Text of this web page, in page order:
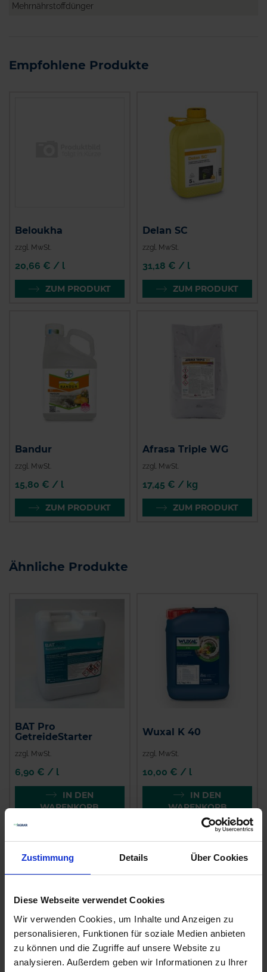
Zustimmung Details Über Cookies
Diese Webseite verwendet Cookies
Wir verwenden Cookies, um Inhalte und Anzeigen zu
personalisieren, Funktionen für soziale Medien anbieten
zu können und die Zugriffe auf unsere Website zu
analysieren. Außerdem geben wir Informationen zu Ihrer
Mehrnährstoffdünger
Empfohlene Produkte
Beloukha
zzgl. MwSt.
20,66 € / l
ZUM PRODUKT
Delan SC
zzgl. MwSt.
31,18 € / l
ZUM PRODUKT
Bandur
zzgl. MwSt.
15,80 € / l
ZUM PRODUKT
Afrasa Triple WG
zzgl. MwSt.
17,45 € / kg
ZUM PRODUKT
Ähnliche Produkte
BAT Pro
GetreideStarter
zzgl. MwSt.
6,90 € / l
IN DEN
WARENKORB
Wuxal K 40
zzgl. MwSt.
10,00 € / l
IN DEN
WARENKORB
BAT Pro Phosphor
BAT Pro Vital